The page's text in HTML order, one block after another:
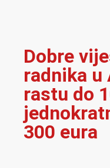
Dobre
radnika
rastu do
300 eura